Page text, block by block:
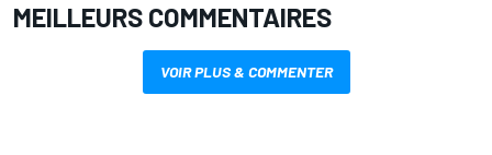
MEILLEURS COMMENTAIRES
VOIR PLUS & COMMENTER